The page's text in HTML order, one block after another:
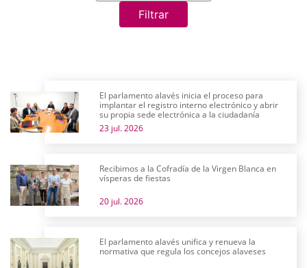
Filtrar
El parlamento alavés inicia el proceso para
implantar el registro interno electrónico y abrir
su propia sede electrónica a la ciudadanía
23 jul. 2026
Recibimos a la Cofradía de la Virgen Blanca en
vísperas de fiestas
20 jul. 2026
El parlamento alavés unifica y renueva la
normativa que regula los concejos alaveses